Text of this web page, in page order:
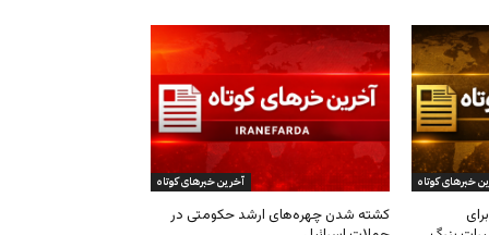
آخرین خبرهای کوتاه
کشته شدن چهره‌های ارشد حکومتی در
خبرهای کوتاه